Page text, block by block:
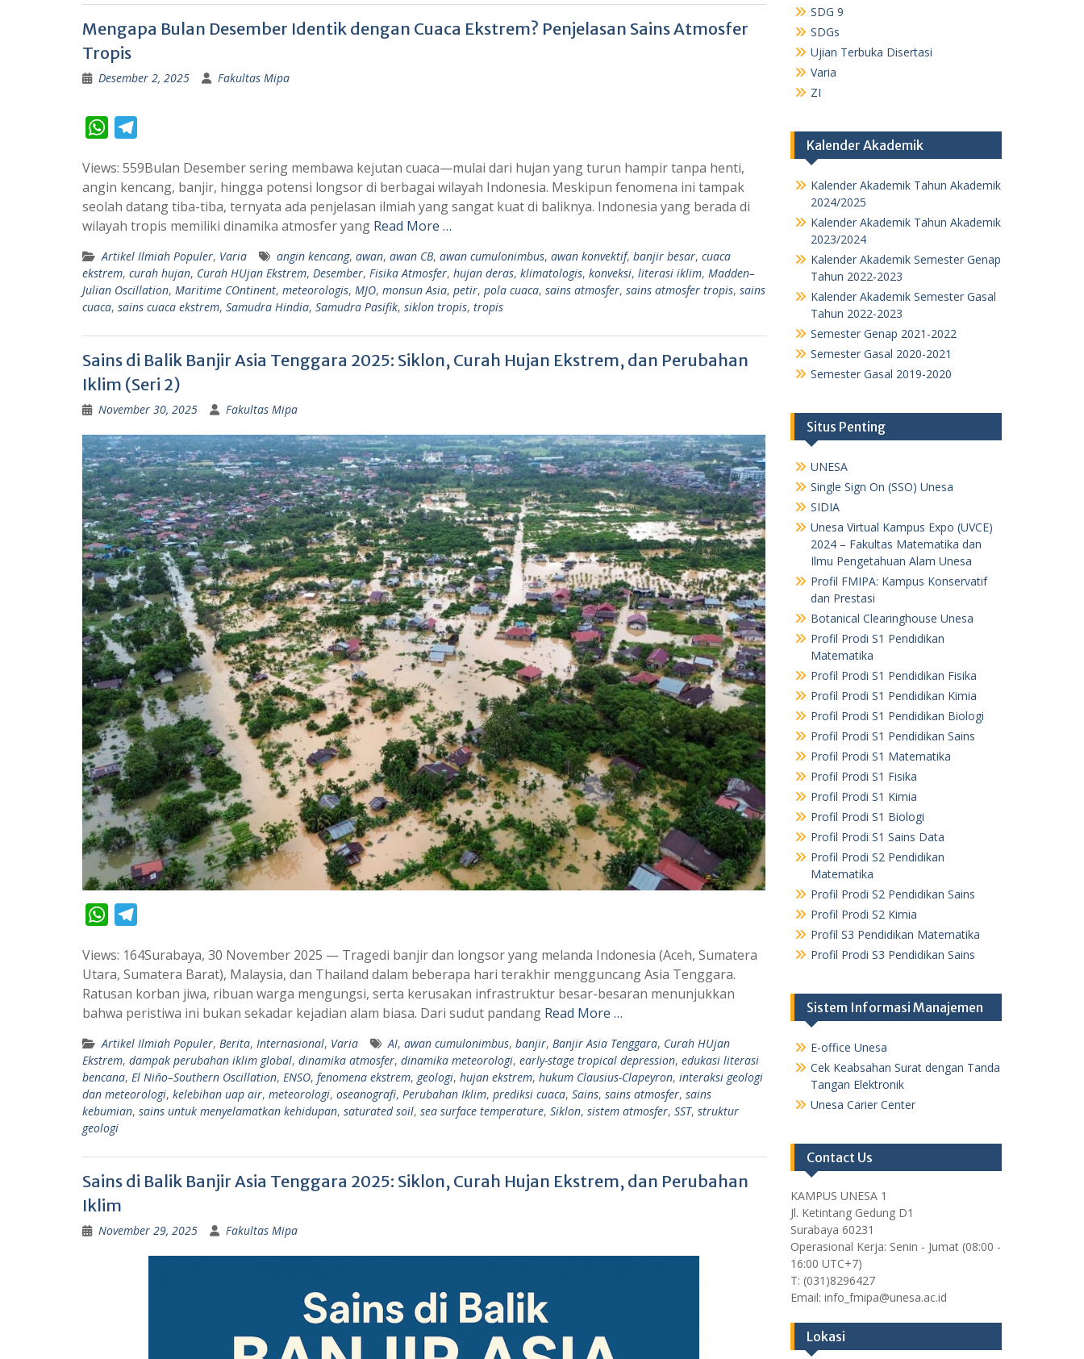
Mengapa Bulan Desember Identik dengan Cuaca Ekstrem? Penjelasan Sains Atmosfer
Tropis
Desember 2, 2025 Fakultas Mipa
W
a
t
p
p
l
e
a
m
Views: 559Bulan Desember sering membawa kejutan cuaca—mulai dari hujan yang turun hampir tanpa henti,
angin kencang, banjir, hingga potensi longsor di berbagai wilayah Indonesia. Meskipun fenomena ini tampak
seolah datang tiba-tiba, ternyata ada penjelasan ilmiah yang sangat kuat di baliknya. Indonesia yang berada di
wilayah tropis memiliki dinamika atmosfer yang Read More …
Artikel Ilmiah Populer, Varia angin kencang, awan, awan CB, awan cumulonimbus, awan konvektif, banjir besar, cuaca
ekstrem, curah hujan, Curah HUjan Ekstrem, Desember, Fisika Atmosfer, hujan deras, klimatologis, konveksi, literasi iklim, Madden–
Julian Oscillation, Maritime COntinent, meteorologis, MJO, monsun Asia, petir, pola cuaca, sains atmosfer, sains atmosfer tropis, sains
cuaca, sains cuaca ekstrem, Samudra Hindia, Samudra Pasifik, siklon tropis, tropis
Sains di Balik Banjir Asia Tenggara 2025: Siklon, Curah Hujan Ekstrem, dan Perubahan
Iklim (Seri 2)
November 30, 2025 Fakultas Mipa
W
a
t
p
p
l
e
a
m
Views: 164Surabaya, 30 November 2025 — Tragedi banjir dan longsor yang melanda Indonesia (Aceh, Sumatera
Utara, Sumatera Barat), Malaysia, dan Thailand dalam beberapa hari terakhir mengguncang Asia Tenggara.
Ratusan korban jiwa, ribuan warga mengungsi, serta kerusakan infrastruktur besar-besaran menunjukkan
bahwa peristiwa ini bukan sekadar kejadian alam biasa. Dari sudut pandang Read More …
Artikel Ilmiah Populer, Berita, Internasional, Varia AI, awan cumulonimbus, banjir, Banjir Asia Tenggara, Curah HUjan
Ekstrem, dampak perubahan iklim global, dinamika atmosfer, dinamika meteorologi, early-stage tropical depression, edukasi literasi
bencana, El Niño–Southern Oscillation, ENSO, fenomena ekstrem, geologi, hujan ekstrem, hukum Clausius-Clapeyron, interaksi geologi
dan meteorologi, kelebihan uap air, meteorologi, oseanografi, Perubahan Iklim, prediksi cuaca, Sains, sains atmosfer, sains
kebumian, sains untuk menyelamatkan kehidupan, saturated soil, sea surface temperature, Siklon, sistem atmosfer, SST, struktur
geologi
Sains di Balik Banjir Asia Tenggara 2025: Siklon, Curah Hujan Ekstrem, dan Perubahan
Iklim
November 29, 2025 Fakultas Mipa
SDG 9
SDGs
Ujian Terbuka Disertasi
Varia
ZI
Kalender Akademik
Kalender Akademik Tahun Akademik
2024/2025
Kalender Akademik Tahun Akademik
2023/2024
Kalender Akademik Semester Genap
Tahun 2022-2023
Kalender Akademik Semester Gasal
Tahun 2022-2023
Semester Genap 2021-2022
Semester Gasal 2020-2021
Semester Gasal 2019-2020
Situs Penting
UNESA
Single Sign On (SSO) Unesa
SIDIA
Unesa Virtual Kampus Expo (UVCE)
2024 – Fakultas Matematika dan
Ilmu Pengetahuan Alam Unesa
Profil FMIPA: Kampus Konservatif
dan Prestasi
Botanical Clearinghouse Unesa
Profil Prodi S1 Pendidikan
Matematika
Profil Prodi S1 Pendidikan Fisika
Profil Prodi S1 Pendidikan Kimia
Profil Prodi S1 Pendidikan Biologi
Profil Prodi S1 Pendidikan Sains
Profil Prodi S1 Matematika
Profil Prodi S1 Fisika
Profil Prodi S1 Kimia
Profil Prodi S1 Biologi
Profil Prodi S1 Sains Data
Profil Prodi S2 Pendidikan
Matematika
Profil Prodi S2 Pendidikan Sains
Profil Prodi S2 Kimia
Profil S3 Pendidikan Matematika
Profil Prodi S3 Pendidikan Sains
Sistem Informasi Manajemen
E-office Unesa
Cek Keabsahan Surat dengan Tanda
Tangan Elektronik
Unesa Carier Center
Contact Us
KAMPUS UNESA 1
Jl. Ketintang Gedung D1
Surabaya 60231
Operasional Kerja: Senin - Jumat (08:00 -
16:00 UTC+7)
T: (031)8296427
Email: info_fmipa@unesa.ac.id
Lokasi